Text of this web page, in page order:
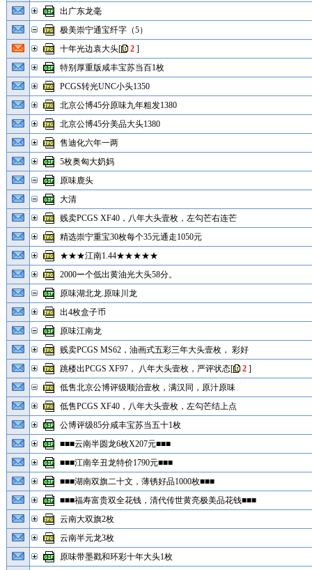
出广东龙毫
极美崇宁通宝纤字（5）
十年光边袁大头[ 2]
特别厚重版咸丰宝苏当百1枚
PCGS转光UNC小头1350
北京公博45分原味九年粗发1380
北京公博45分美品大头1380
售迪化六年一两
5枚奥匈大奶妈
原味鹿头
大清
贱卖PCGS XF40，八年大头壹枚，左勾芒右连芒
精选崇宁重宝30枚每个35元通走1050元
★★★江南1.44★★★★★
2000ー个低出黄油光大头58分。
原味湖北龙.原味川龙
出4枚盒子币
原味江南龙
贱卖PCGS MS62，油画式五彩三年大头壹枚， 彩好
跳楼出PCGS XF97， 八年大头壹枚，严评状态[ 2]
低售北京公博评级顺治壹枚，满汉同，原汁原味
低售PCGS XF40，八年大头壹枚，左勾芒结上点
公博评级85分咸丰宝苏当五十1枚
■■■云南半圆龙6枚X207元■■■
■■■江南辛丑龙特价1790元■■■
■■■湖南双旗二十文，薄锈好品1000枚■■■
■■■福寿富贵双全花钱，清代传世黄亮极美品花钱■■■
云南大双旗2枚
云南半元龙3枚
原味带墨戳和环彩十年大头1枚